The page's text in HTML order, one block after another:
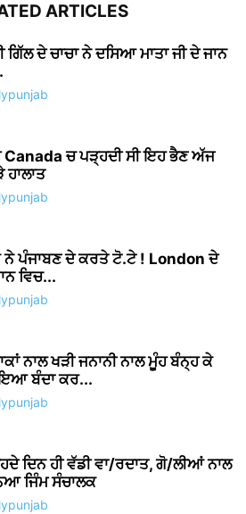
ARTICLES
ਗਿੱਲ ਦੇ ਚਾਚਾ ਨੇ ਦਸਿਆ ਮਾਤਾ ਜੀ ਦੇ ਜਾਨ
ਚ ਪੜ੍ਹਦੀ ਸੀ ਇਹ ਭੈਣ ਅੱਜ
ਹਾਲਾਤ
ਨੇ ਪੰਜਾਬਣ ਦੇ ਕਰਤੇ ਟੋ.ਟੇ ! London ਦੇ
ਵਿਚ...
ਨਾਲ ਖੜੀ ਜਨਾਨੀ ਨਾਲ ਮੂੰਹ ਬੰਨ੍ਹ ਕੇ
ਬੰਦਾ ਕਰ...
ਦਿਨ ਹੀ ਵੱਡੀ ਵਾ/ਰਦਾਤ, ਗੋ/ਲੀਆਂ ਨਾਲ
ਜਿੰਮ ਸੰਚਾਲਕ